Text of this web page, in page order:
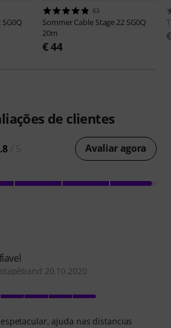
63
Sommer Cable Stage 22 SG0Q
20m
€ 44
de clientes
Avaliar agora
20.10.2020
ajuda nas distancias